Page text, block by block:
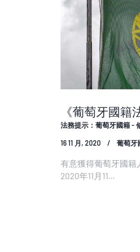
《葡萄牙國籍
法務提示：葡萄牙國籍 -
16 11 月, 2020
葡萄牙
有意獲得葡萄牙國籍
2020年11月11…